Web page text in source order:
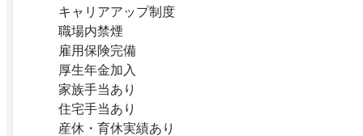
キャリアアップ制度
職場内禁煙
雇用保険完備
厚生年金加入
家族手当あり
住宅手当あり
産休・育休実績あり